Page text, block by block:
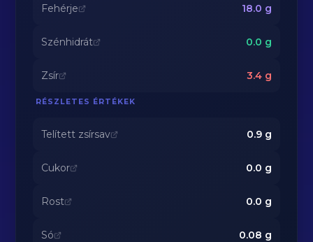
Fehérje 18.0 g
Szénhidrát 0.0 g
Zsír 3.4g
RÉSZLETES ÉRTÉKEK
Telített zsírsav 0.9g
Cukor 0.0 g
Rost 0.0 g
Só 0.08 g